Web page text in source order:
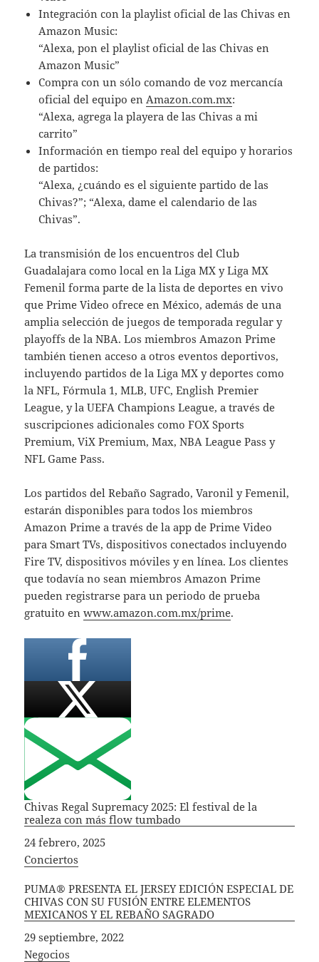
Integración con la playlist oficial de las Chivas en
Amazon Music:
“Alexa, pon el playlist oficial de las Chivas en
Amazon Music”
Compra con un sólo comando de voz mercancía
oficial del equipo en Amazon.com.mx:
“Alexa, agrega la playera de las Chivas a mi
carrito”
Información en tiempo real del equipo y horarios
de partidos:
“Alexa, ¿cuándo es el siguiente partido de las
Chivas?”; “Alexa, dame el calendario de las
Chivas”.
La transmisión de los encuentros del Club
Guadalajara como local en la Liga MX y Liga MX
Femenil forma parte de la lista de deportes en vivo
que Prime Video ofrece en México, además de una
amplia selección de juegos de temporada regular y
playoffs de la NBA. Los miembros Amazon Prime
también tienen acceso a otros eventos deportivos,
incluyendo partidos de la Liga MX y deportes como
la NFL, Fórmula 1, MLB, UFC, English Premier
League, y la UEFA Champions League, a través de
suscripciones adicionales como FOX Sports
Premium, ViX Premium, Max, NBA League Pass y
NFL Game Pass.
Los partidos del Rebaño Sagrado, Varonil y Femenil,
estarán disponibles para todos los miembros
Amazon Prime a través de la app de Prime Video
para Smart TVs, dispositivos conectados incluyendo
Fire TV, dispositivos móviles y en línea. Los clientes
que todavía no sean miembros Amazon Prime
pueden registrarse para un periodo de prueba
gratuito enwww.amazon.com.mx/prime.
Chivas Regal Supremacy 2025: El festival de la
realeza con más flow tumbado
Fecha
24 febrero, 2025
In relation to
Conciertos
PUMA® PRESENTA EL JERSEY EDICIÓN ESPECIAL DE
CHIVAS CON SU FUSIÓN ENTRE ELEMENTOS
MEXICANOS Y EL REBAÑO SAGRADO
Fecha
29 septiembre, 2022
In relation to
Negocios